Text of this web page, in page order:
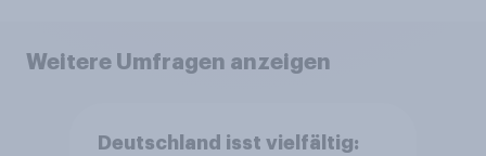
Weitere Umfragen anzeigen
Deutschland isst vielfältig: